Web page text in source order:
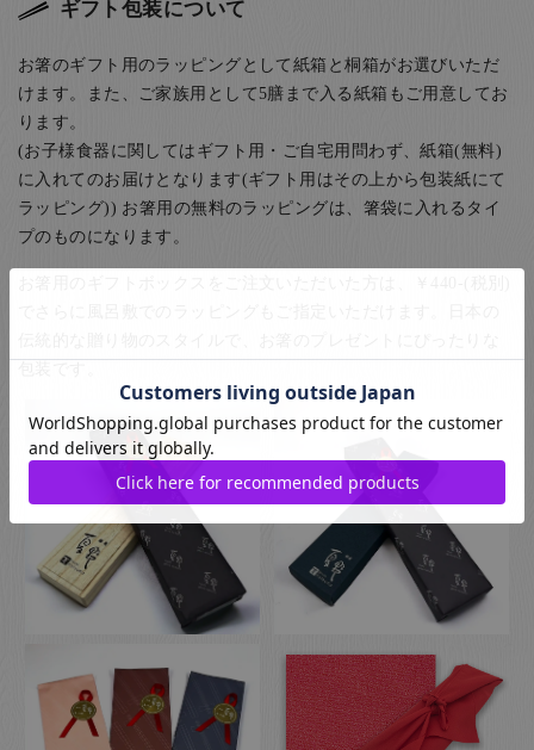
ギフト包装について
お箸のギフト用のラッピングとして紙箱と桐箱がお選びいただ
けます。また、ご家族用として5膳まで入る紙箱もご用意してお
ります。
(お子様食器に関してはギフト用・ご自宅用問わず、紙箱(無料)
に入れてのお届けとなります(ギフト用はその上から包装紙にて
ラッピング)) お箸用の無料のラッピングは、箸袋に入れるタイ
プのものになります。